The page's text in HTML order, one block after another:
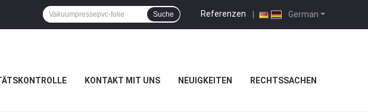
German
Referenzen |
Suche
KONTAKT MIT UNS NEUIGKEITEN RECHTSSACHEN